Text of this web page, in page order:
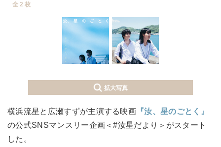
全 2 枚
拡大写真
横浜流星と広瀬すずが主演する映画 『汝、星のごとく』
の公式SNSマンスリー企画＜#汝星だより＞がスタート
した。